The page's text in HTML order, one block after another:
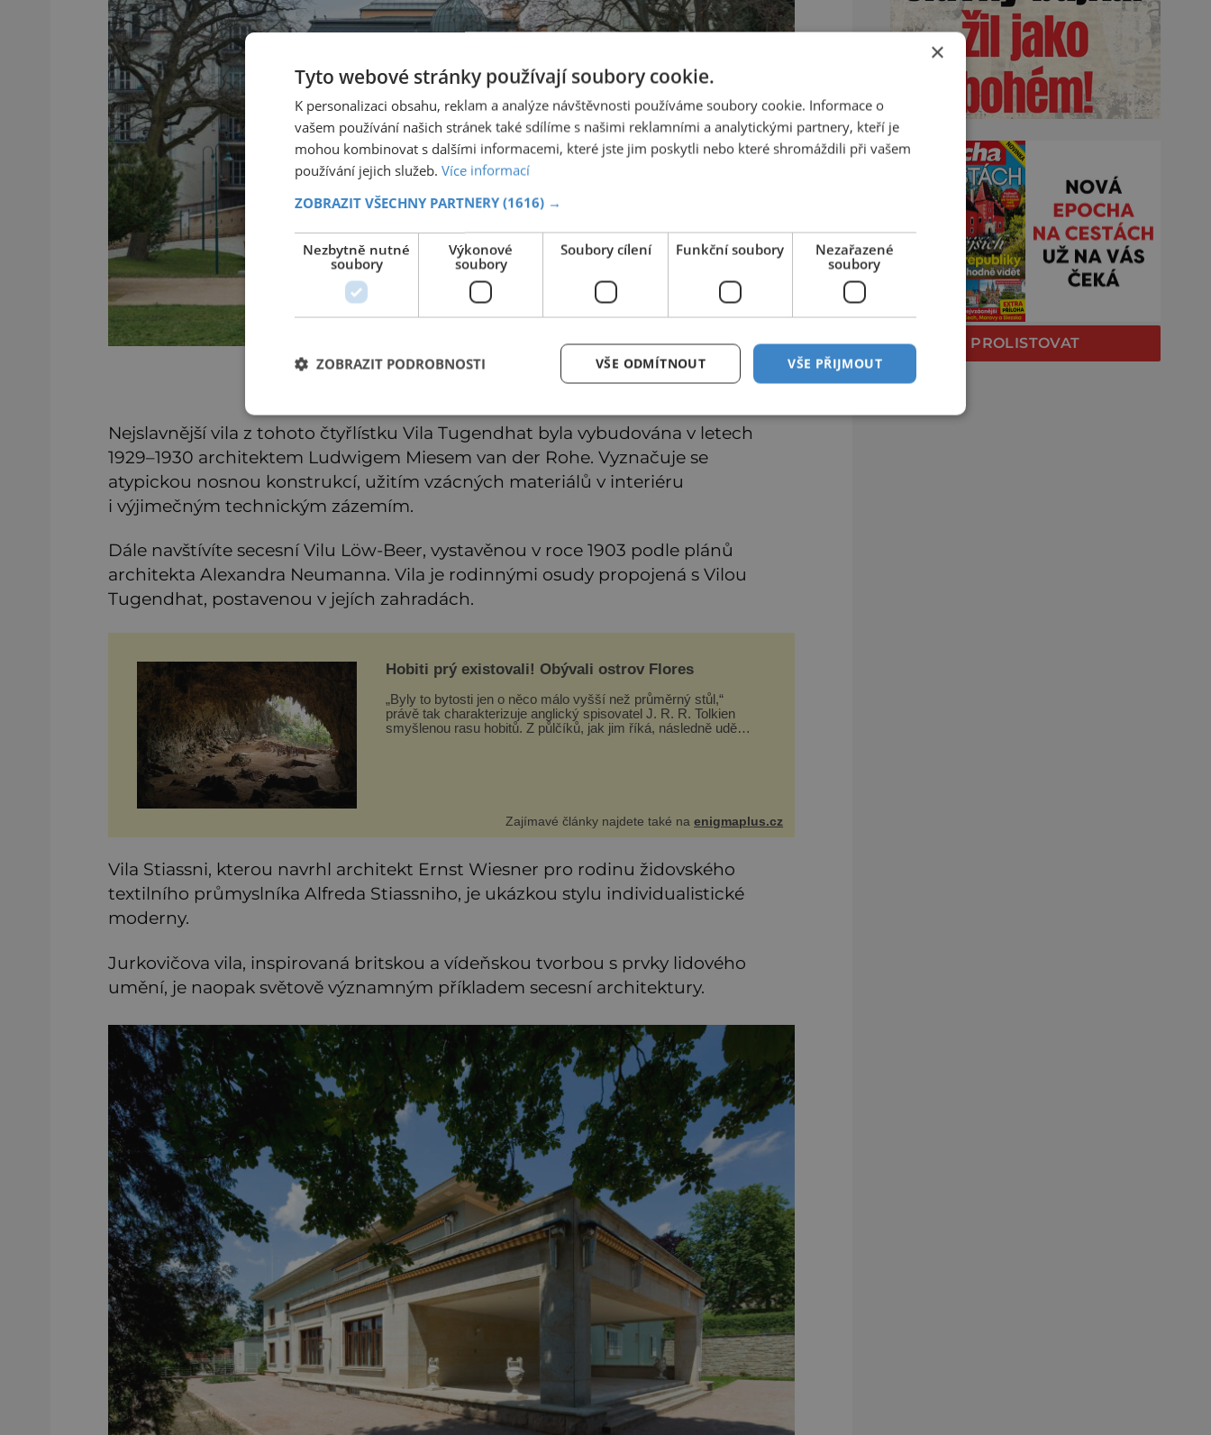
Vila Löw-Beer
Nejslavnější vila z tohoto čtyřlístku Vila Tugendhat byla vybudována v letech
1929–1930 architektem Ludwigem Miesem van der Rohe. Vyznačuje se
atypickou nosnou konstrukcí, užitím vzácných materiálů v interiéru
i výjimečným technickým zázemím.
Dále navštívíte secesní Vilu Löw-Beer, vystavěnou v roce 1903 podle plánů
architekta Alexandra Neumanna. Vila je rodinnými osudy propojená s Vilou
Tugendhat, postavenou v jejích zahradách.
Hobiti prý existovali! Obývali ostrov Flores
„Byly to bytosti jen o něco málo vyšší než průměrný stůl,“
právě tak charakterizuje anglický spisovatel J. R. R. Tolkien
smyšlenou rasu hobitů. Z půlčíků, jak jim říká, následně udělá
Zajímavé články najdete také naenigmaplus.cz
Vila Stiassni, kterou navrhl architekt Ernst Wiesner pro rodinu židovského
textilního průmyslníka Alfreda Stiassniho, je ukázkou stylu individualistické
moderny.
Jurkovičova vila, inspirovaná britskou a vídeňskou tvorbou s prvky lidového
umění, je naopak světově významným příkladem secesní architektury.
PROLISTOVAT
×
Tyto webové stránky používají soubory cookie.
K personalizaci obsahu, reklam a analýze návštěvnosti používáme soubory cookie. Informace o
vašem používání našich stránek také sdílíme s našimi reklamními a analytickými partnery, kteří je
mohou kombinovat s dalšími informacemi, které jste jim poskytli nebo které shromáždili při vašem
používání jejich služeb. Více informací
ZOBRAZIT VŠECHNY PARTNERY (1616) →
Nezbytně nutné
soubory
Výkonové
soubory
Soubory cílení Funkční soubory
Nezařazené
soubory
VŠE PŘIJMOUT
VŠE ODMÍTNOUT
ZOBRAZIT PODROBNOSTI